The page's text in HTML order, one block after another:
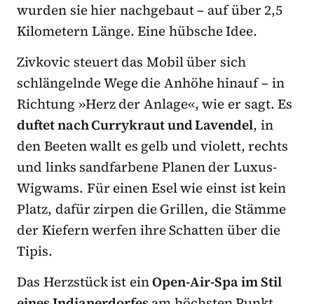
wurden sie hier nachgebaut – auf über 2,5
Kilometern Länge. Eine hübsche Idee.
Zivkovic steuert das Mobil über sich
schlängelnde Wege die Anhöhe hinauf – in
Richtung »Herz der Anlage«, wie er sagt. Es
duftet nach Currykraut und Lavendel, in
den Beeten wallt es gelb und violett, rechts
und links sandfarbene Planen der Luxus-
Wigwams. Für einen Esel wie einst ist kein
Platz, dafür zirpen die Grillen, die Stämme
der Kiefern werfen ihre Schatten über die
Tipis.
Das Herzstück ist einOpen-Air-Spa im Stil